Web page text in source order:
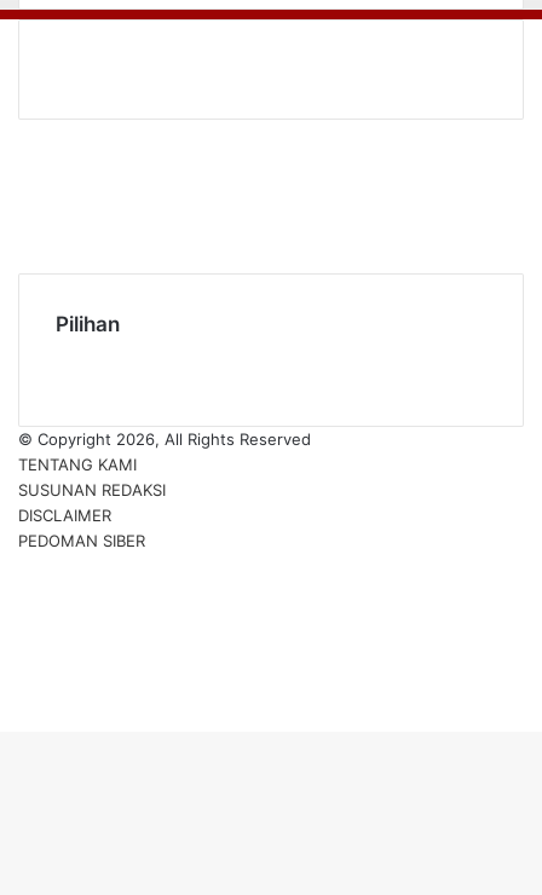
Pilihan
© Copyright 2026, All Rights Reserved
TENTANG KAMI
SUSUNAN REDAKSI
DISCLAIMER
PEDOMAN SIBER